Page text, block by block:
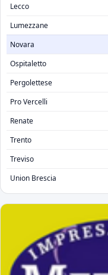
Lecco
Lumezzane
Novara
Ospitaletto
Pergolettese
Pro Vercelli
Renate
Trento
Treviso
Union Brescia